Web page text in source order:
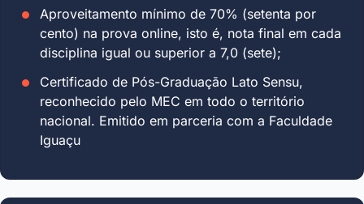
Aproveitamento mínimo de 70% (setenta por
cento) na prova online, isto é, nota final em cada
disciplina igual ou superior a 7,0 (sete);
Certificado de Pós-Graduação Lato Sensu,
reconhecido pelo MEC em todo o território
nacional. Emitido em parceria com a Faculdade
Iguaçu